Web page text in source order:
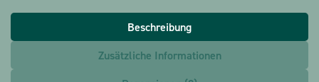
Beschreibung
Zusätzliche Informationen